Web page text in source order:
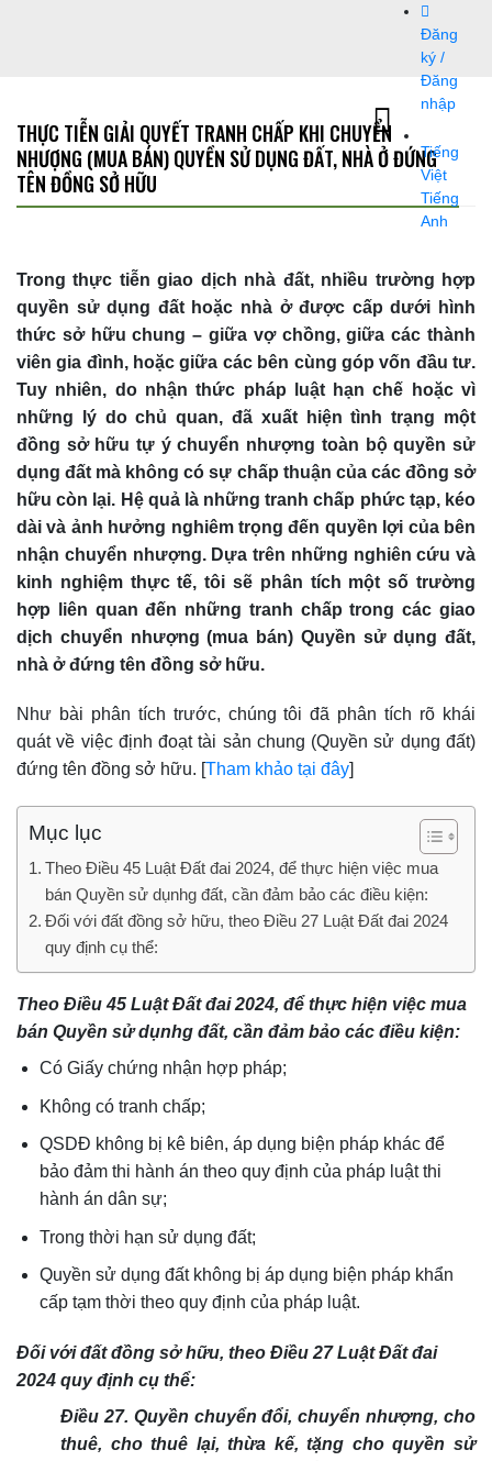
Đăng
ký /
Đăng
nhập
Tiếng
Việt
Tiếng
Anh
THỰC TIỄN GIẢI QUYẾT TRANH CHẤP KHI CHUYỂN
NHƯỢNG (MUA BÁN) QUYỀN SỬ DỤNG ĐẤT, NHÀ Ở ĐỨNG
TÊN ĐỒNG SỞ HỮU
Trong thực tiễn giao dịch nhà đất, nhiều trường hợp
quyền sử dụng đất hoặc nhà ở được cấp dưới hình
thức sở hữu chung – giữa vợ chồng, giữa các thành
viên gia đình, hoặc giữa các bên cùng góp vốn đầu tư.
Tuy nhiên, do nhận thức pháp luật hạn chế hoặc vì
những lý do chủ quan, đã xuất hiện tình trạng một
đồng sở hữu tự ý chuyển nhượng toàn bộ quyền sử
dụng đất mà không có sự chấp thuận của các đồng sở
hữu còn lại. Hệ quả là những tranh chấp phức tạp, kéo
dài và ảnh hưởng nghiêm trọng đến quyền lợi của bên
nhận chuyển nhượng. Dựa trên những nghiên cứu và
kinh nghiệm thực tế, tôi sẽ phân tích một số trường
hợp liên quan đến những tranh chấp trong các giao
dịch chuyển nhượng (mua bán) Quyền sử dụng đất,
nhà ở đứng tên đồng sở hữu.
Như bài phân tích trước, chúng tôi đã phân tích rõ khái
quát về việc định đoạt tài sản chung (Quyền sử dụng đất)
đứng tên đồng sở hữu. [Tham khảo tại đây]
Mục lục
Theo Điều 45 Luật Đất đai 2024, để thực hiện việc mua
bán Quyền sử dụnhg đất, cần đảm bảo các điều kiện:
Đối với đất đồng sở hữu, theo Điều 27 Luật Đất đai 2024
quy định cụ thể:
Theo Điều 45 Luật Đất đai 2024, để thực hiện việc mua
bán Quyền sử dụnhg đất, cần đảm bảo các điều kiện:
Có Giấy chứng nhận hợp pháp;
Không có tranh chấp;
QSDĐ không bị kê biên, áp dụng biện pháp khác để
bảo đảm thi hành án theo quy định của pháp luật thi
hành án dân sự;
Trong thời hạn sử dụng đất;
Quyền sử dụng đất không bị áp dụng biện pháp khẩn
cấp tạm thời theo quy định của pháp luật.
Đối với đất đồng sở hữu, theo Điều 27 Luật Đất đai
2024 quy định cụ thể:
Điều 27. Quyền chuyển đổi, chuyển nhượng, cho
thuê, cho thuê lại, thừa kế, tặng cho quyền sử